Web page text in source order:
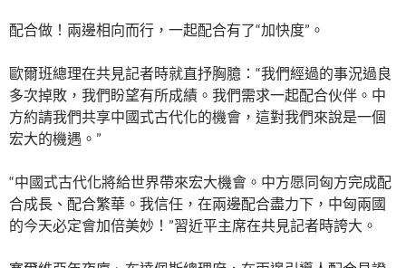
配合做！兩邊相向而行，一起配合有了“加快度”。
歐爾班總理在共見記者時就直抒胸臆：“我們經過的事況過良
多次掉敗，我們盼望有所成績。我們需求一起配合伙伴。中
方約請我們共享中國式古代化的機會，這對我們來說是一個
宏大的機遇。”
“中國式古代化將給世界帶來宏大機會。中方愿同匈方完成配
合成長、配合繁華。我信任，在兩邊配合盡力下，中匈兩國
的今天必定會加倍美妙！”習近平主席在共見記者時誇大。